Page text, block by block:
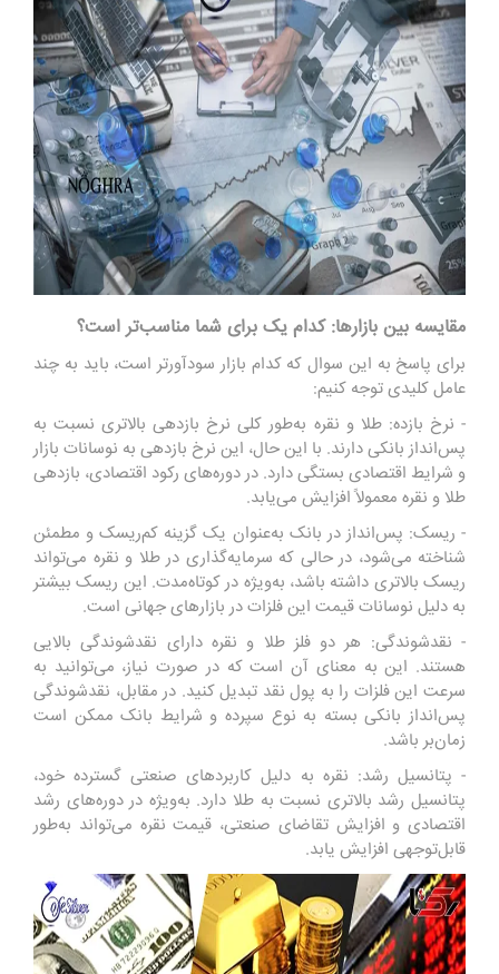
مقایسه بین بازارها: کدام یک برای شما مناسب‌تر است؟
برای پاسخ به این سوال که کدام بازار سودآورتر است، باید به چند
عامل کلیدی توجه کنیم:
- نرخ بازده: طلا و نقره به‌طور کلی نرخ بازدهی بالاتری نسبت به
پس‌انداز بانکی دارند. با این حال، این نرخ بازدهی به نوسانات بازار
و شرایط اقتصادی بستگی دارد. در دوره‌های رکود اقتصادی، بازدهی
طلا و نقره معمولاً افزایش می‌یابد.
- ریسک: پس‌انداز در بانک به‌عنوان یک گزینه کم‌ریسک و مطمئن
شناخته می‌شود، در حالی که سرمایه‌گذاری در طلا و نقره می‌تواند
ریسک بالاتری داشته باشد، به‌ویژه در کوتاه‌مدت. این ریسک بیشتر
به دلیل نوسانات قیمت این فلزات در بازارهای جهانی است.
- نقدشوندگی: هر دو فلز طلا و نقره دارای نقدشوندگی بالایی
هستند. این به معنای آن است که در صورت نیاز، می‌توانید به
سرعت این فلزات را به پول نقد تبدیل کنید. در مقابل، نقدشوندگی
پس‌انداز بانکی بسته به نوع سپرده و شرایط بانک ممکن است
زمان‌بر باشد.
- پتانسیل رشد: نقره به دلیل کاربردهای صنعتی گسترده خود،
پتانسیل رشد بالاتری نسبت به طلا دارد. به‌ویژه در دوره‌های رشد
اقتصادی و افزایش تقاضای صنعتی، قیمت نقره می‌تواند به‌طور
قابل‌توجهی افزایش یابد.